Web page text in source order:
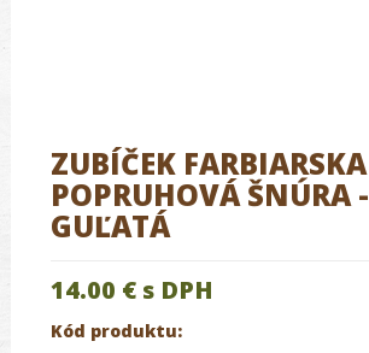
ZUBÍČEK FARBIARSKA
POPRUHOVÁ ŠNÚRA -
GUĽATÁ
14.00 € s DPH
Kód produktu: